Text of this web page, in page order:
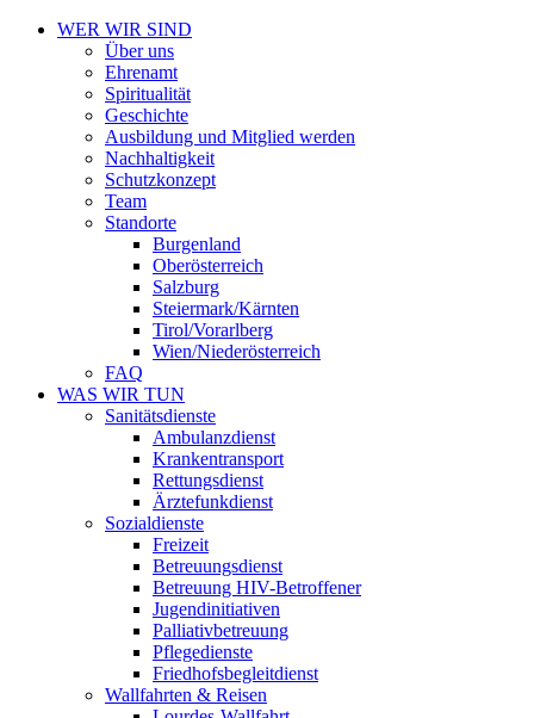
WER WIR SIND
Über uns
Ehrenamt
Spiritualität
Geschichte
Ausbildung und Mitglied werden
Nachhaltigkeit
Schutzkonzept
Team
Standorte
Burgenland
Oberösterreich
Salzburg
Steiermark/Kärnten
Tirol/Vorarlberg
Wien/Niederösterreich
FAQ
WAS WIR TUN
Sanitätsdienste
Ambulanzdienst
Krankentransport
Rettungsdienst
Ärztefunkdienst
Sozialdienste
Freizeit
Betreuungsdienst
Betreuung HIV-Betroffener
Jugendinitiativen
Palliativbetreuung
Pflegedienste
Friedhofsbegleitdienst
Wallfahrten & Reisen